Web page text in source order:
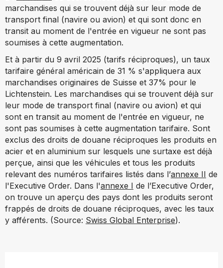
marchandises qui se trouvent déjà sur leur mode de
transport final (navire ou avion) et qui sont donc en
transit au moment de l'entrée en vigueur ne sont pas
soumises à cette augmentation.
Et à partir du 9 avril 2025 (tarifs réciproques), un taux
tarifaire général américain de 31 % s'appliquera aux
marchandises originaires de Suisse et 37% pour le
Lichtenstein. Les marchandises qui se trouvent déjà sur
leur mode de transport final (navire ou avion) ​​et qui
sont en transit au moment de l'entrée en vigueur, ne
sont pas soumises à cette augmentation tarifaire. Sont
exclus des droits de douane réciproques les produits en
acier et en aluminium sur lesquels une surtaxe est déjà
perçue, ainsi que les véhicules et tous les produits
relevant des numéros tarifaires listés dans l’annexe II de
l'Executive Order. Dans l'annexe I de l’Executive Order,
on trouve un aperçu des pays dont les produits seront
frappés de droits de douane réciproques, avec les taux
y afférents. (Source: Swiss Global Enterprise).